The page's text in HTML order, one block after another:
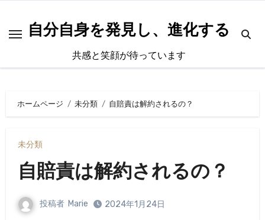
自分自身を発見し、進化する
共感と笑顔が待っています
ホームページ 未分類 自賠責は解約されるの？
未分類
自賠責は解約されるの？
投稿者 Marie 2024年1月24日